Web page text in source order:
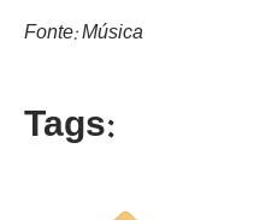
Fonte: Música
Tags: